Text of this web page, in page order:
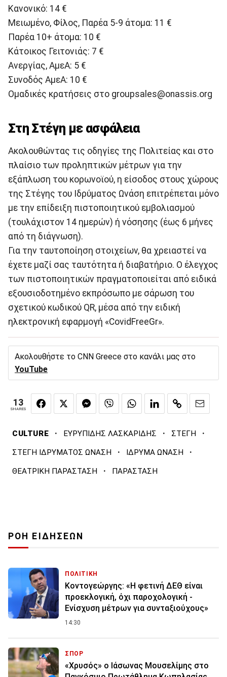
Κανονικό: 14 €
Μειωμένο, Φίλος, Παρέα 5-9 άτομα: 11 €
Παρέα 10+ άτομα: 10 €
Κάτοικος Γειτονιάς: 7 €
Ανεργίας, ΑμεΑ: 5 €
Συνοδός ΑμεΑ: 10 €
Ομαδικές κρατήσεις στο groupsales@onassis.org
Στη Στέγη με ασφάλεια
Ακολουθώντας τις οδηγίες της Πολιτείας και στο
πλαίσιο των προληπτικών μέτρων για την
εξάπλωση του κορωνοϊού, η είσοδος στους χώρους
της Στέγης του Ιδρύματος Ωνάση επιτρέπεται μόνο
με την επίδειξη πιστοποιητικού εμβολιασμού
(τουλάχιστον 14 ημερών) ή νόσησης (έως 6 μήνες
από τη διάγνωση).
Για την ταυτοποίηση στοιχείων, θα χρειαστεί να
έχετε μαζί σας ταυτότητα ή διαβατήριo. Ο έλεγχος
των πιστοποιητικών πραγματοποιείται από ειδικά
εξουσιοδοτημένο εκπρόσωπο με σάρωση του
σχετικού κωδικού QR, μέσα από την ειδική
ηλεκτρονική εφαρμογή «CovidFreeGr».
Ακολουθήστε το CNN Greece στο κανάλι μας στο
YouTube
13
SHARES
CULTURE · ΕΥΡΥΠΙΔΗΣ ΛΑΣΚΑΡΙΔΗΣ · ΣΤΕΓΗ ·
ΣΤΕΓΗ ΙΔΡΥΜΑΤΟΣ ΩΝΑΣΗ · ΙΔΡΥΜΑ ΩΝΑΣΗ ·
ΘΕΑΤΡΙΚΗ ΠΑΡΑΣΤΑΣΗ · ΠΑΡΑΣΤΑΣΗ
ΡΟΗ ΕΙΔΗΣΕΩΝ
ΠΟΛΙΤΙΚΗ
Κοντογεώργης: «Η φετινή ΔΕΘ είναι
προεκλογική, όχι παροχολογική -
Ενίσχυση μέτρων για συνταξιούχους»
14:30
ΣΠΟΡ
«Χρυσός» ο Ιάσωνας Μουσελίμης στο